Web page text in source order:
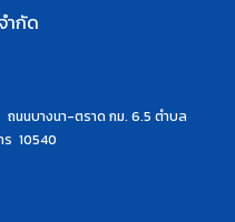
ำกัด
นนบางนา-ตราด กม. 6.5 ตำบล
10540